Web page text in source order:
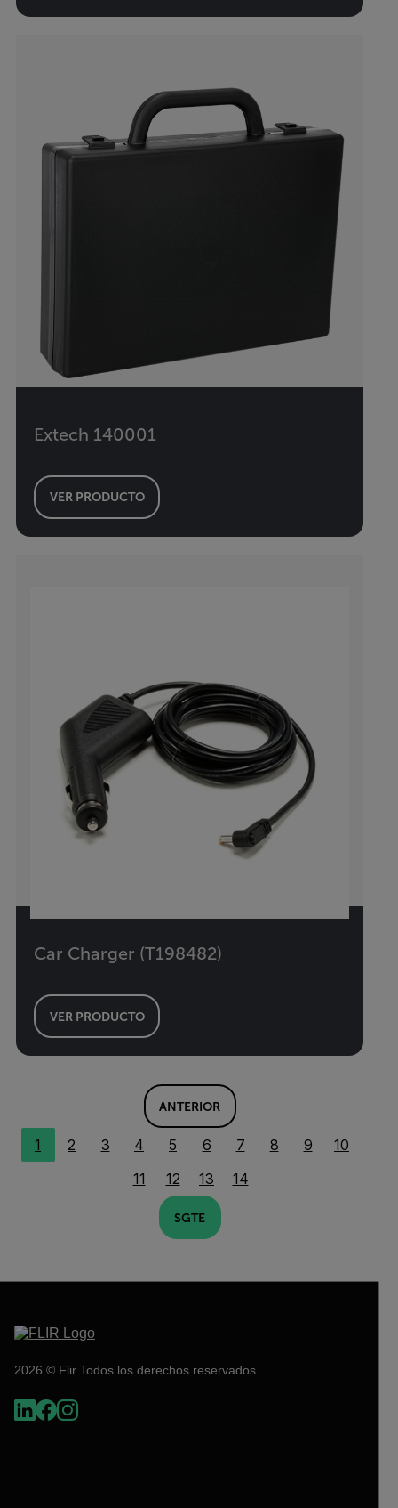
Extech 140001
VER PRODUCTO
Car Charger (T198482)
VER PRODUCTO
ANTERIOR
1 2 3 4 5 6 7 8 9
10
11
12 13 14
SGTE
2026 © Flir Todos los derechos reservados.